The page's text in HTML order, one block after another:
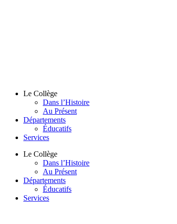
Le Collège
Dans l’Histoire
Au Présent
Départements
Éducatifs
Services
Le Collège
Dans l’Histoire
Au Présent
Départements
Éducatifs
Services